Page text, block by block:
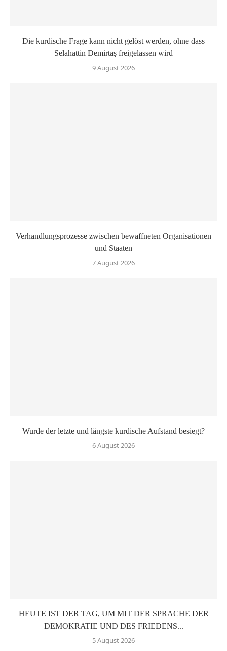
Die kurdische Frage kann nicht gelöst werden, ohne dass
Selahattin Demirtaş freigelassen wird
9 August 2026
Verhandlungsprozesse zwischen bewaffneten Organisationen
und Staaten
7 August 2026
Wurde der letzte und längste kurdische Aufstand besiegt?
6 August 2026
HEUTE IST DER TAG, UM MIT DER SPRACHE DER
DEMOKRATIE UND DES FRIEDENS...
5 August 2026